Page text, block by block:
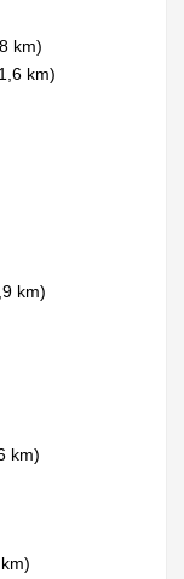
km)
km)
km)
km)